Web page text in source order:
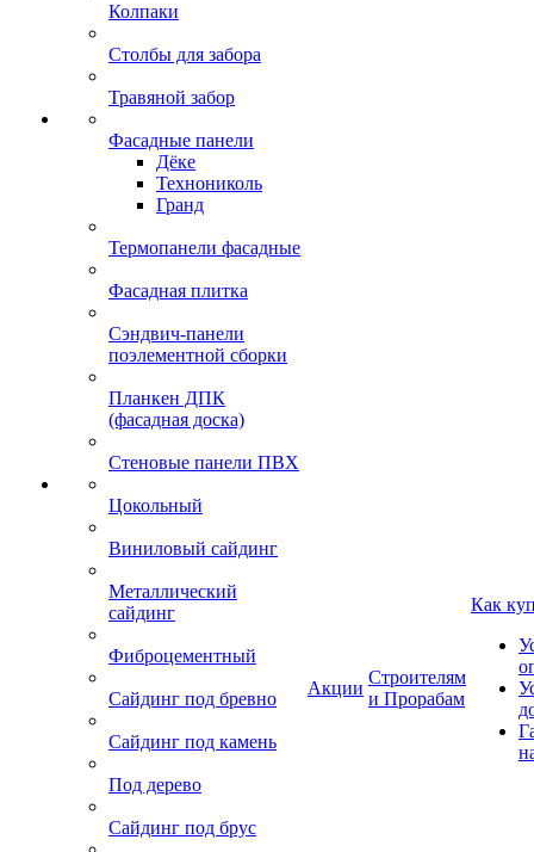
Колпаки
Столбы для забора
Травяной забор
Фасадные панели
Дёке
Технониколь
Гранд
Термопанели фасадные
Фасадная плитка
Сэндвич-панели
поэлементной сборки
Планкен ДПК
(фасадная доска)
Стеновые панели ПВХ
Цокольный
Виниловый сайдинг
Металлический
сайдинг
Фиброцементный
Сайдинг под бревно
Сайдинг под камень
Под дерево
Сайдинг под брус
Акции
Строителям
и Прорабам
Как